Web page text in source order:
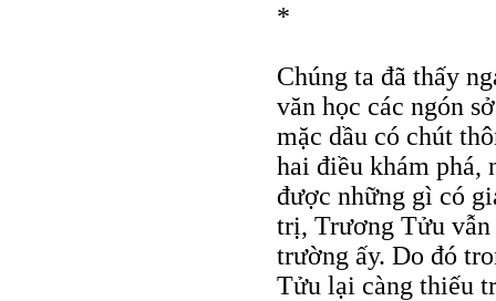
*
Chúng ta đã thấy
văn học các ngón
mặc dầu có chút
hai điều khám phá,
được những gì có
trị, Trương Tửu vẫn
trường ấy. Do đó
Tửu lại càng thiếu